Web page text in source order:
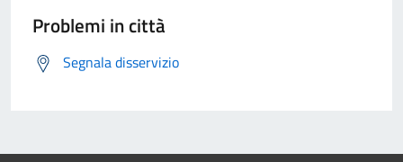
Problemi in città
Segnala disservizio